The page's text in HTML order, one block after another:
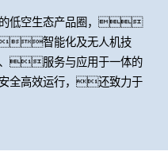
的低空生态产品圈，
智能化及无人机技
服务与应用于一体的
全高效运行，还致力于